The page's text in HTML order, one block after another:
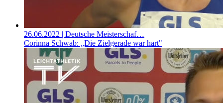
26.06.2022 | Deutsche Meisterschaf…
Corinna Schwab: „Die Zielgerade war hart"